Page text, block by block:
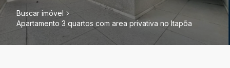
Buscar imóvel
Apartamento 3 quartos com area privativa no Itapõa